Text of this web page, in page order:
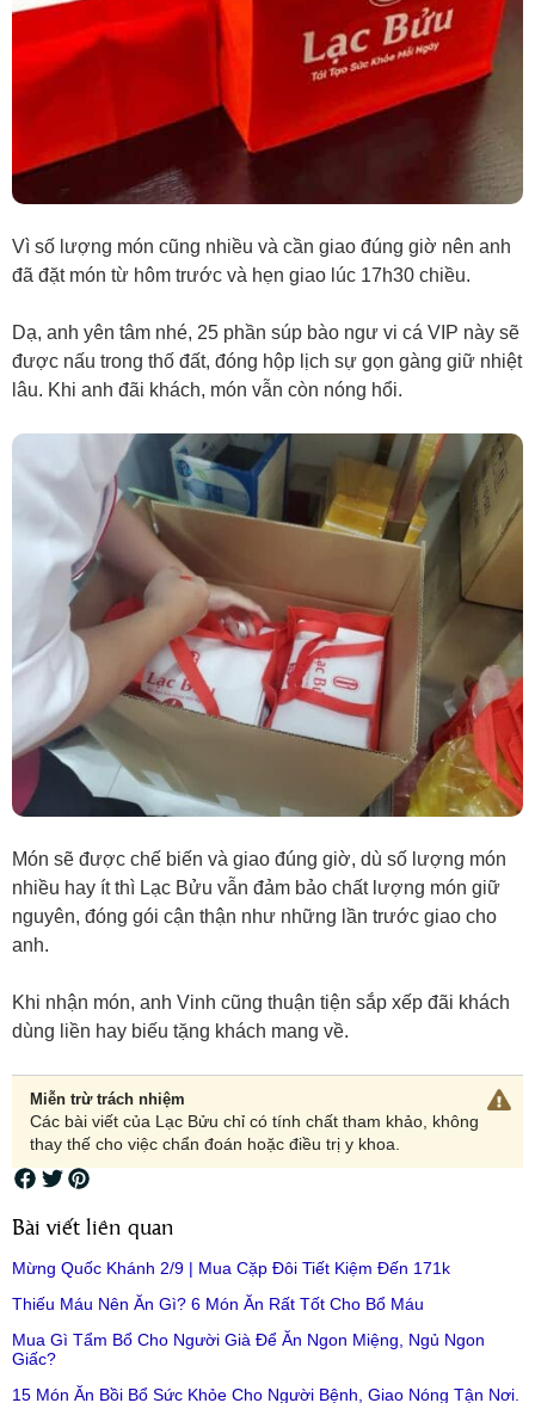
Vì số lượng món cũng nhiều và cần giao đúng giờ nên anh
đã đặt món từ hôm trước và hẹn giao lúc 17h30 chiều.
Dạ, anh yên tâm nhé, 25 phần súp bào ngư vi cá VIP này sẽ
được nấu trong thố đất, đóng hộp lịch sự gọn gàng giữ nhiệt
lâu. Khi anh đãi khách, món vẫn còn nóng hổi.
Món sẽ được chế biến và giao đúng giờ, dù số lượng món
nhiều hay ít thì Lạc Bửu vẫn đảm bảo chất lượng món giữ
nguyên, đóng gói cận thận như những lần trước giao cho
anh.
Khi nhận món, anh Vinh cũng thuận tiện sắp xếp đãi khách
dùng liền hay biếu tặng khách mang về.
Miễn trừ trách nhiệm
Các bài viết của Lạc Bửu chỉ có tính chất tham khảo, không
thay thế cho việc chẩn đoán hoặc điều trị y khoa.
Bài viết liên quan
Mừng Quốc Khánh 2/9 | Mua Cặp Đôi Tiết Kiệm Đến 171k
Thiếu Máu Nên Ăn Gì? 6 Món Ăn Rất Tốt Cho Bổ Máu
Mua Gì Tẩm Bổ Cho Người Già Để Ăn Ngon Miệng, Ngủ Ngon
Giấc?
15 Món Ăn Bồi Bổ Sức Khỏe Cho Người Bệnh, Giao Nóng Tận Nơi.